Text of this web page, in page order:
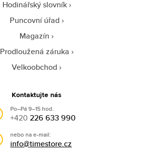
Hodinářský slovník
Puncovní úřad
Magazín
Prodloužená záruka
Velkoobchod
Kontaktujte nás
Po–Pá 9–15 hod.
+420 226 633 990
nebo na e-mail:
info@timestore.cz